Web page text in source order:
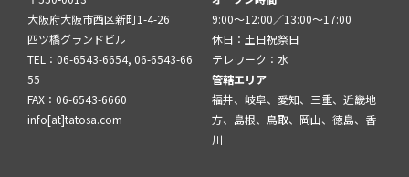
大阪府大阪市西区新町1-4-26
四ツ橋グランドビル
TEL：06-6543-6654, 06-6543-66
55
FAX：06-6543-6660
info[at]tatosa.com
9:00～12:00／13:00～17:00
休日：土日祝祭日
テレワーク：水
管轄エリア
福井、岐阜、愛知、三重、近畿地
方、島根、鳥取、岡山、徳島、香
川